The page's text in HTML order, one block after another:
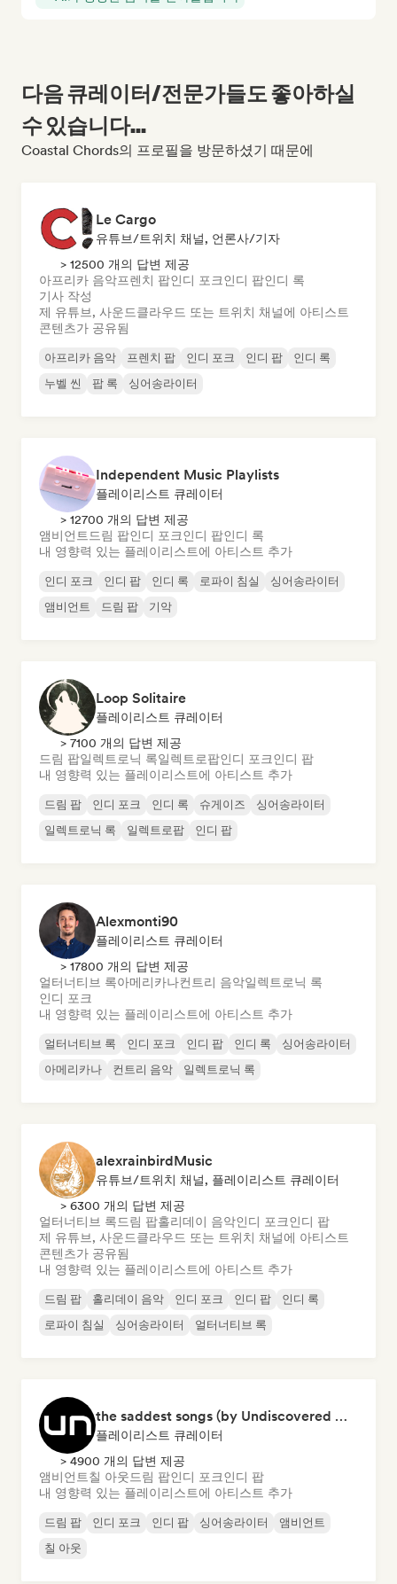
다음 큐레이터/전문가들도 좋아하실
수 있습니다...
Coastal Chords의 프로필을 방문하셨기 때문에
Le Cargo
유튜브/트위치 채널, 언론사/기자
> 12500 개의 답변 제공
아프리카 음악프렌치 팝인디 포크인디 팝인디 록
기사 작성
제 유튜브, 사운드클라우드 또는 트위치 채널에 아티스트
콘텐츠가 공유됨
아프리카 음악 프렌치 팝 인디 포크 인디 팝
인디 록
누벨 씬
팝 록 싱어송라이터
Independent Music Playlists
플레이리스트 큐레이터
> 12700 개의 답변 제공
앰비언트 드림 팝인디 포크인디 팝인디 록
내 영향력 있는 플레이리스트에 아티스트 추가
인디 포크 인디 팝 인디 록 로파이 침실
싱어송라이터
앰비언트
드림 팝 기악
Loop Solitaire
플레이리스트 큐레이터
> 7100 개의 답변 제공
드림 팝일렉트로닉 록일렉트로팝인디 포크인디 팝
내 영향력 있는 플레이리스트에 아티스트 추가
드림 팝 인디 포크 인디 록 슈게이즈
싱어송라이터
일렉트로닉 록
일렉트로팝 인디 팝
Alexmonti90
플레이리스트 큐레이터
> 17800 개의 답변 제공
얼터너티브 록아메리카나컨트리 음악일렉트로닉 록
인디 포크
내 영향력 있는 플레이리스트에 아티스트 추가
얼터너티브 록 인디 포크 인디 팝 인디 록
싱어송라이터
아메리카나
컨트리 음악 일렉트로닉 록
alexrainbirdMusic
유튜브/트위치 채널, 플레이리스트 큐레이터
> 6300 개의 답변 제공
얼터너티브 록드림 팝홀리데이 음악인디 포크인디 팝
제 유튜브, 사운드클라우드 또는 트위치 채널에 아티스트
콘텐츠가 공유됨
내 영향력 있는 플레이리스트에 아티스트 추가
드림 팝 홀리데이 음악 인디 포크 인디 팝
인디 록
로파이 침실
싱어송라이터 얼터너티브 록
the saddest songs (by Undiscovered Music)
플레이리스트 큐레이터
> 4900 개의 답변 제공
앰비언트칠 아웃드림 팝인디 포크인디 팝
내 영향력 있는 플레이리스트에 아티스트 추가
드림 팝 인디 포크 인디 팝 싱어송라이터
앰비언트
칠 아웃